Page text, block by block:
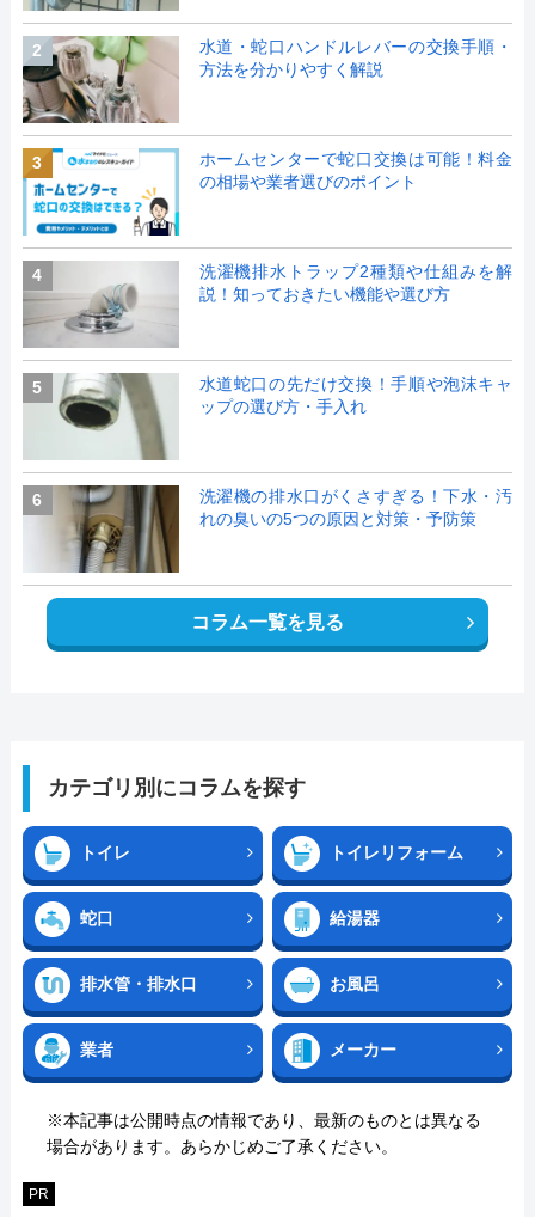
2
水道・蛇口ハンドルレバーの交換手順・
方法を分かりやすく解説
3
ホームセンターで蛇口交換は可能！料金
の相場や業者選びのポイント
4
洗濯機排水トラップ2種類や仕組みを解
説！知っておきたい機能や選び方
5
水道蛇口の先だけ交換！手順や泡沫キャ
ップの選び方・手入れ
6
洗濯機の排水口がくさすぎる！下水・汚
れの臭いの5つの原因と対策・予防策
コラム一覧を見る
カテゴリ別にコラムを探す
トイレ トイレリフォーム
蛇口 給湯器
排水管・排水口 お風呂
業者 メーカー
※本記事は公開時点の情報であり、最新のものとは異なる
場合があります。あらかじめご了承ください。
PR